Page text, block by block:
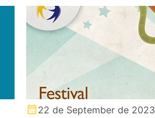
22 de September de 2023